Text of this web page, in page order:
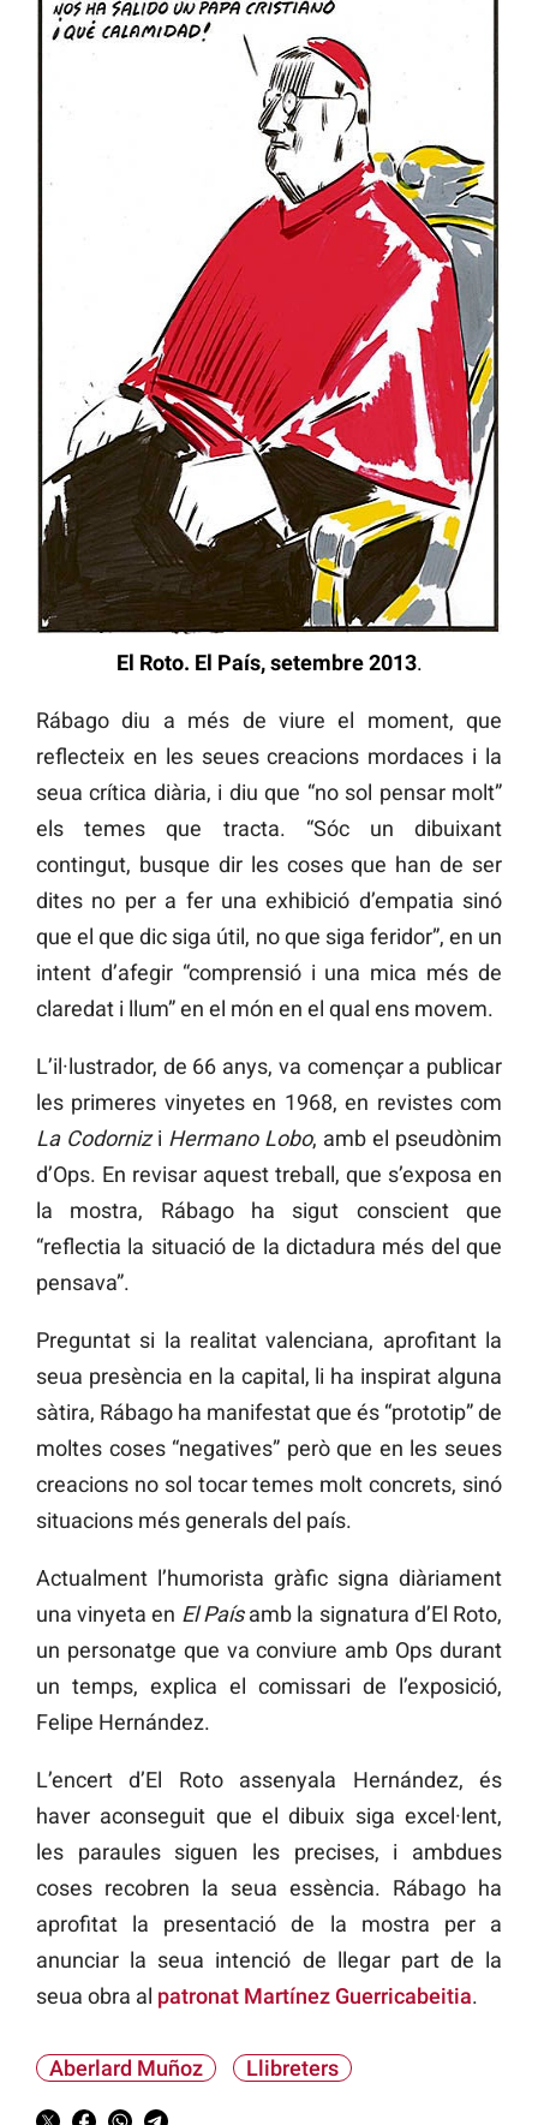
El Roto. El País, setembre 2013.
Rábago diu a més de viure el moment, que
reflecteix en les seues creacions mordaces i la
seua crítica diària, i diu que “no sol pensar molt”
els temes que tracta. “Sóc un dibuixant
contingut, busque dir les coses que han de ser
dites no per a fer una exhibició d’empatia sinó
que el que dic siga útil, no que siga feridor”, en un
intent d’afegir “comprensió i una mica més de
claredat i llum” en el món en el qual ens movem.
L’il·lustrador, de 66 anys, va començar a publicar
les primeres vinyetes en 1968, en revistes com
La Codornizi Hermano Lobo, amb el pseudònim
d’Ops. En revisar aquest treball, que s’exposa en
la mostra, Rábago ha sigut conscient que
“reflectia la situació de la dictadura més del que
pensava”.
Preguntat si la realitat valenciana, aprofitant la
seua presència en la capital, li ha inspirat alguna
sàtira, Rábago ha manifestat que és “prototip” de
moltes coses “negatives” però que en les seues
creacions no sol tocar temes molt concrets, sinó
situacions més generals del país.
Actualment l’humorista gràfic signa diàriament
una vinyeta en El Paísamb la signatura d’El Roto,
un personatge que va conviure amb Ops durant
un temps, explica el comissari de l’exposició,
Felipe Hernández.
L’encert d’El Roto assenyala Hernández, és
haver aconseguit que el dibuix siga excel·lent,
les paraules siguen les precises, i ambdues
coses recobren la seua essència. Rábago ha
aprofitat la presentació de la mostra per a
anunciar la seua intenció de llegar part de la
seua obra al patronat Martínez Guerricabeitia.
Aberlard Muñoz Llibreters